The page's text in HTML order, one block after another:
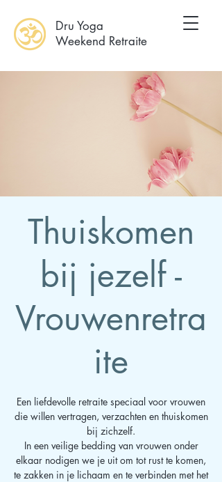
Dru Yoga
Weekend Retraite
Thuiskomen
bij jezelf -
Vrouwenretra
ite
Een liefdevolle retraite speciaal voor vrouwen
die willen vertragen, verzachten en thuiskomen
bij zichzelf.
In een veilige bedding van vrouwen onder
elkaar nodigen we je uit om tot rust te komen,
te zakken in je lichaam en te verbinden met het